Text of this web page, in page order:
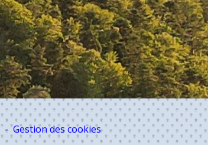
- Gestion des cookies